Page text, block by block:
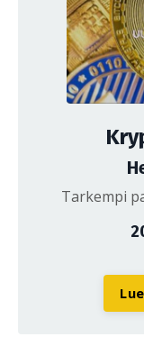
Tarkempi